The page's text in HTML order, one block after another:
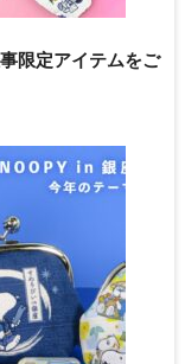
限定アイテムをご